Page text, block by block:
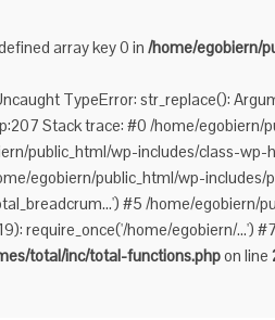
array key 0 in /home/egobiern/
TypeError: str_replace():
Stack trace: #0 /home/egobiern/
public_html/wp-includes/class-wp-
egobiern/public_html/wp-
#5 /home/egobiern/
require_once('/home/egobiern/...')
total/inc/total-functions.phpon line